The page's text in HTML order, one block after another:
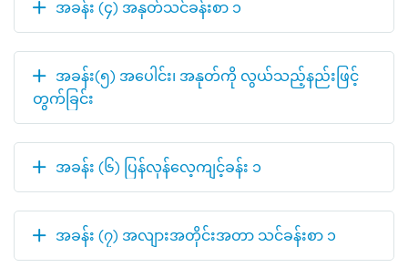
အခန်း (၄) အနုတ်သင်ခန်းစာ ၁
အခန်း(၅) အပေါင်း၊ အနုတ်ကို လွယ်သည့်နည်းဖြင့်
တွက်ခြင်း
အခန်း (၆) ပြန်လှန်လေ့ကျင့်ခန်း ၁
အခန်း (၇) အလျားအတိုင်းအတာ သင်ခန်းစာ ၁